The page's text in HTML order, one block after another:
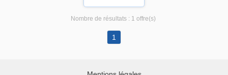
Applications
(H/F/X)
Nombre de résultats : 1 offre(s)
1